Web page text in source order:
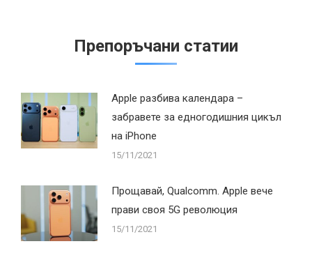
Препоръчани статии
Apple разбива календара –
забравете за едногодишния цикъл
на iPhone
15/11/2021
Прощавай, Qualcomm. Apple вече
прави своя 5G революция
15/11/2021